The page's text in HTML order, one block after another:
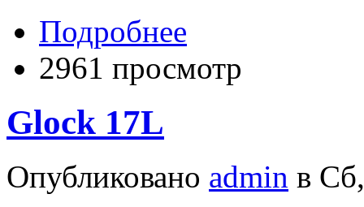
Подробнее
2961 просмотр
Glock 17L
Опубликовано admin в